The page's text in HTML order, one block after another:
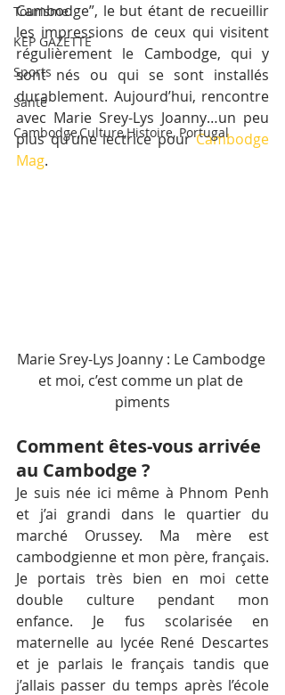
Tourisme
KEP GAZETTE
Sports
Santé
Cambodge,Culture,Histoire, Portugal
Cambodge”, le but étant de recueillir
les impressions de ceux qui visitent
régulièrement le Cambodge, qui y
sont nés ou qui se sont installés
durablement. Aujourd’hui, rencontre
avec Marie Srey-Lys Joanny…un peu
plus qu’une lectrice pour Cambodge
Mag.
Marie Srey-Lys Joanny : Le Cambodge
et moi, c’est comme un plat de
piments
Comment êtes-vous arrivée
au Cambodge ?
Je suis née ici même à Phnom Penh
et j’ai grandi dans le quartier du
marché Orussey. Ma mère est
cambodgienne et mon père, français.
Je portais très bien en moi cette
double culture pendant mon
enfance. Je fus scolarisée en
maternelle au lycée René Descartes
et je parlais le français tandis que
j’allais passer du temps après l’école